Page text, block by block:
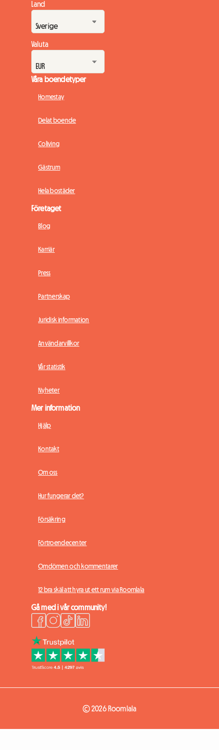
Land
Valuta
Våra boendetyper
Homestay
Delat boende
Coliving
Gästrum
Hela bostäder
Företaget
Blog
Karriär
Press
Partnerskap
Juridisk information
Användarvillkor
Vår statistik
Nyheter
Mer information
Hjälp
Kontakt
Om oss
Hur fungerar det?
Försäkring
Förtroendecenter
Omdömen och kommentarer
12 bra skäl att hyra ut ett rum via Roomlala
Gå med i vår community!
© 2026 Roomlala